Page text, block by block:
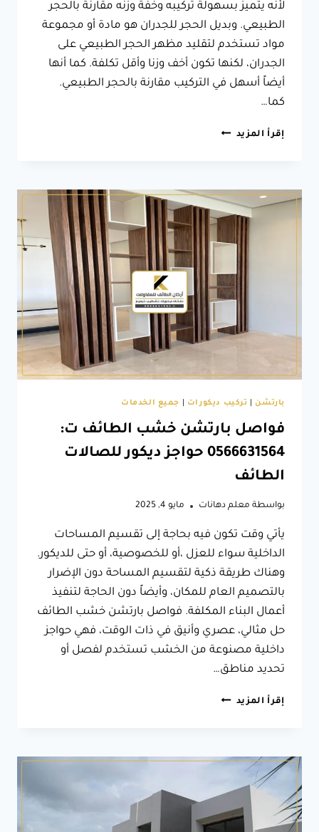
لأنه يتميز بسهولة تركيبه وخفة وزنه مقارنة بالحجر
الطبيعي. وبديل الحجر للجدران هو مادة أو مجموعة
مواد تستخدم لتقليد مظهر الحجر الطبيعي على
الجدران، لكنها تكون أخف وزنا وأقل تكلفة. كما أنها
أيضاً أسهل في التركيب مقارنة بالحجر الطبيعي.
كما…
إقرأ المزيد ديكور
ت:
0566631564
اشكال
الطائف
بارتشن تركيب ديكورات جميع الخدمات
فواصل بارتشن خشب الطائف ت:
0566631564 حواجز ديكور للصالات
الطائف
بواسطة معلم دهانات مايو 4, 2025
يأتي وقت تكون فيه بحاجة إلى تقسيم المساحات
الداخلية سواء للعزل ،أو للخصوصية، أو حتى للديكور.
وهناك طريقة ذكية لتقسيم المساحة دون الإضرار
بالتصميم العام للمكان، وأيضاً دون الحاجة لتنفيذ
أعمال البناء المكلفة. فواصل بارتشن خشب الطائف
حل مثالي، عصري وأنيق في ذات الوقت، فهي حواجز
داخلية مصنوعة من الخشب تستخدم لفصل أو
تحديد مناطق…
إقرأ المزيد فواصل
ت:
حواجز
للصالات